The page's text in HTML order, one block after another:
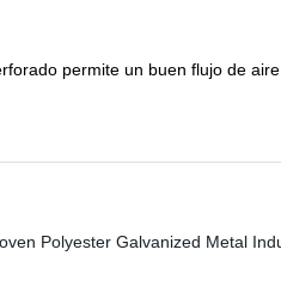
permite un buen flujo de aire.